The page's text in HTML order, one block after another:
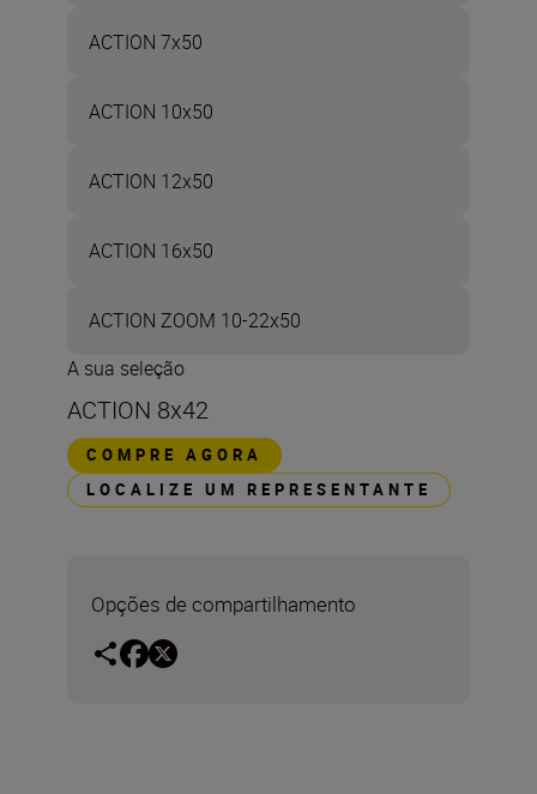
ACTION 7x50
ACTION 10x50
ACTION 12x50
ACTION 16x50
ACTION ZOOM 10-22x50
A sua seleção
ACTION 8x42
COMPRE AGORA
LOCALIZE UM REPRESENTANTE
Opções de compartilhamento